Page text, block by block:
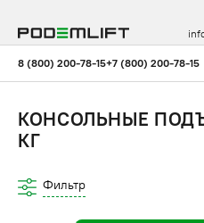
8 (800) 200-78-15+7 (800) 200-78-15
КОНСОЛЬНЫЕ
КГ
Фильтр